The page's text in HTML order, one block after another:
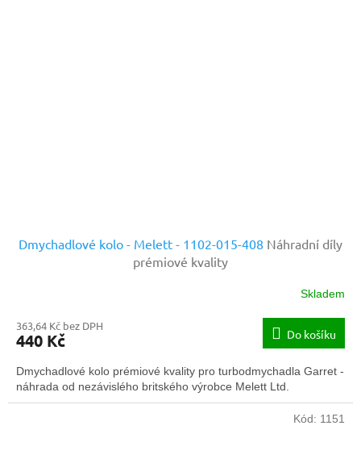
Dmychadlové kolo - Melett - 1102-015-408 Náhradní díly
prémiové kvality
Skladem
363,64 Kč bez DPH
440 Kč Do košíku
Dmychadlové kolo prémiové kvality pro turbodmychadla Garret -
náhrada od nezávislého britského výrobce Melett Ltd.
Kód: 1151